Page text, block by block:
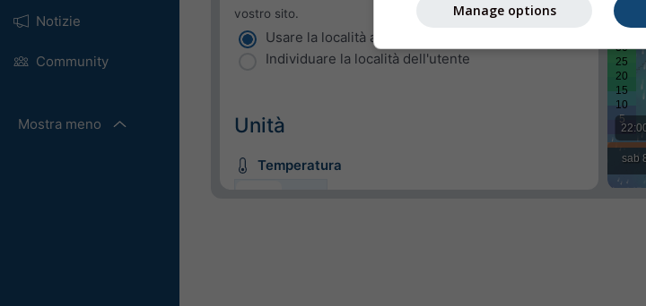
Notizie
Community
Mostra meno
vostro sito.
Usare la località attuale
Individuare la località dell'utente
Unità
Temperatura
Manage options